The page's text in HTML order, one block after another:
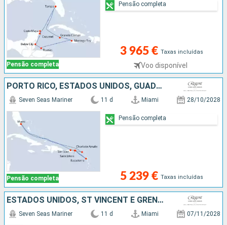
Pensão completa
3 965 € Taxas incluídas
Voo disponível
Pensão completa
PORTO RICO, ESTADOS UNIDOS, GUADALUPE, FRANÇA
Pensão completa
Seven Seas Mariner 11 d Miami 28/10/2028
5 239 € Taxas incluídas
Pensão completa
ESTADOS UNIDOS, ST VINCENT E GRENADINES, GUADALUPE, SANTA LÚCIA, DOMINICA, SÃO MARTINHO
Seven Seas Mariner 11 d Miami 07/11/2028